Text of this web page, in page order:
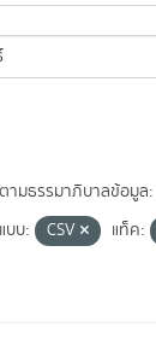
ามธรรมาภิบาลข้อมูล:
บบ: CSV แท็ค: